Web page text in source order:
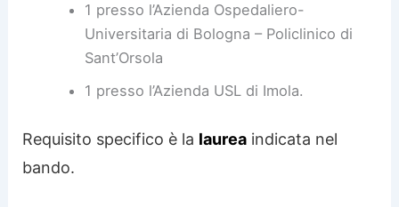
1 presso l’Azienda Ospedaliero-
Universitaria di Bologna – Policlinico di
Sant’Orsola
1 presso l’Azienda USL di Imola.
Requisito specifico è la laurea indicata nel
bando.